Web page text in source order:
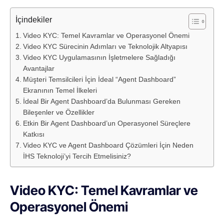
İçindekiler
Video KYC: Temel Kavramlar ve Operasyonel Önemi
Video KYC Sürecinin Adımları ve Teknolojik Altyapısı
Video KYC Uygulamasının İşletmelere Sağladığı
Avantajlar
Müşteri Temsilcileri İçin İdeal “Agent Dashboard”
Ekranının Temel İlkeleri
İdeal Bir Agent Dashboard’da Bulunması Gereken
Bileşenler ve Özellikler
Etkin Bir Agent Dashboard’un Operasyonel Süreçlere
Katkısı
Video KYC ve Agent Dashboard Çözümleri İçin Neden
İHS Teknoloji’yi Tercih Etmelisiniz?
Video KYC: Temel Kavramlar ve
Operasyonel Önemi